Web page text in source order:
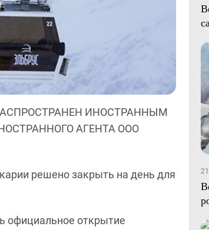
ИНОСТРАННЫМ
АГЕНТА ООО
решено закрыть на день для
официальное открытие